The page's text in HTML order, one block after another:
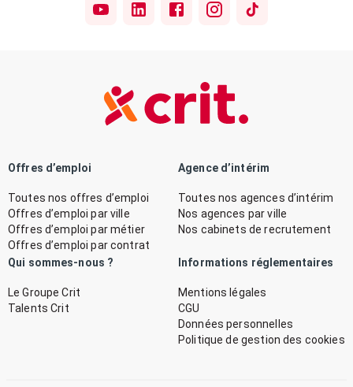
Offres d’emploi
Toutes nos offres d’emploi
Offres d’emploi par ville
Offres d’emploi par métier
Offres d’emploi par contrat
Agence d’intérim
Toutes nos agences d’intérim
Nos agences par ville
Nos cabinets de recrutement
Qui sommes-nous ?
Le Groupe Crit
Talents Crit
Informations réglementaires
Mentions légales
CGU
Données personnelles
Politique de gestion des cookies